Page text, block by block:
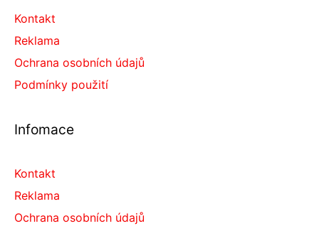
Kontakt
Reklama
Ochrana osobních údajů
Podmínky použití
Infomace
Kontakt
Reklama
Ochrana osobních údajů